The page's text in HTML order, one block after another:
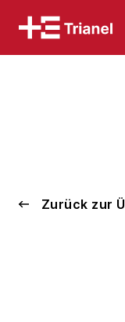
Zurück zur